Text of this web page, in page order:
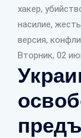
хакер,
насилие,
версия,
Вторник, 02